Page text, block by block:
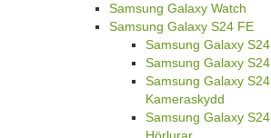
Samsung Galaxy Watch
Samsung Galaxy S24 FE
Samsung Galaxy
Samsung Galaxy
Samsung Galaxy
Kameraskydd
Samsung Galaxy